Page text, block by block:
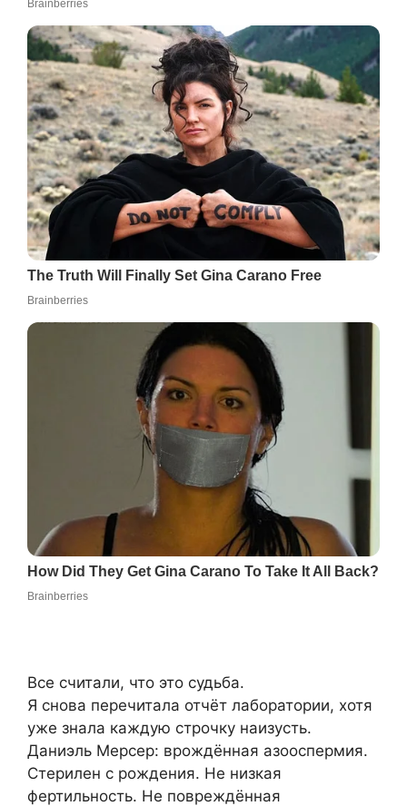
Все считали, что это судьба.
Я снова перечитала отчёт лаборатории, хотя
уже знала каждую строчку наизусть.
Даниэль Мерсер: врождённая азооспермия.
Стерилен с рождения. Не низкая
фертильность. Не повреждённая